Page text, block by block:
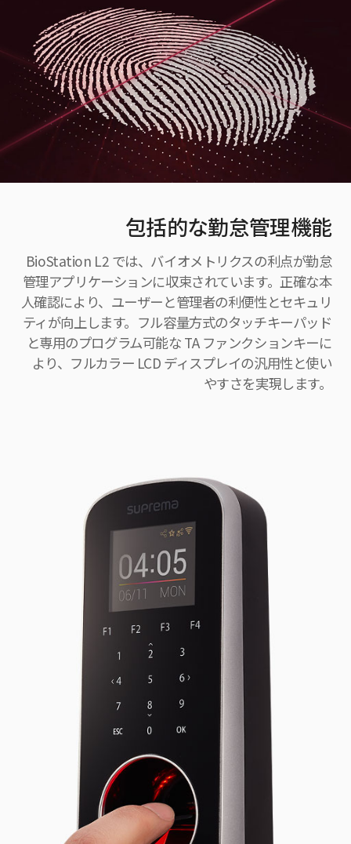
包括的な勤怠管理機能
BioStation L2 では、バイオメトリクスの利点が勤怠
管理アプリケーションに収束されています。正確な本
人確認により、ユーザーと管理者の利便性とセキュリ
ティが向上します。フル容量方式のタッチキーパッド
と専用のプログラム可能な TA ファンクションキーに
より、フルカラー LCD ディスプレイの汎用性と使い
やすさを実現します。